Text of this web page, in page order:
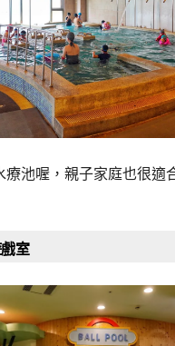
療池喔，親子家庭也很適
室